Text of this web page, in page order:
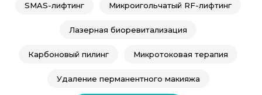
SMAS-лифтинг Микроигольчатый RF-лифтинг
Лазерная биоревитализация
Карбоновый пилинг Микротоковая терапия
Удаление перманентного макияжа